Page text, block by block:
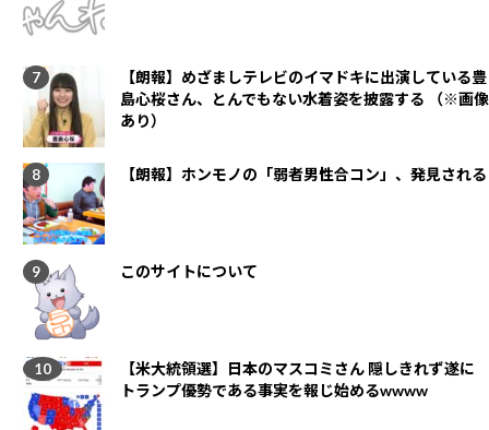
【朗報】めざましテレビのイマドキに出演している豊
島心桜さん、とんでもない水着姿を披露する （※画像
あり）
【朗報】ホンモノの「弱者男性合コン」、発見される
このサイトについて
【米大統領選】日本のマスコミさん 隠しきれず遂に
トランプ優勢である事実を報じ始めるwwww